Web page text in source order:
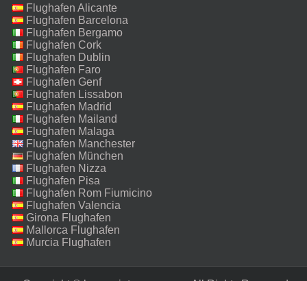
Flughafen Alicante
Flughafen Barcelona
Flughafen Bergamo
Flughafen Cork
Flughafen Dublin
Flughafen Faro
Flughafen Genf
Flughafen Lissabon
Flughafen Madrid
Flughafen Mailand
Malpensa
Flughafen Malaga
Flughafen Manchester
Flughafen München
Flughafen Nizza
Flughafen Pisa
Flughafen Rom Fiumicino
Flughafen Valencia
Girona Flughafen
Mallorca Flughafen
Murcia Flughafen